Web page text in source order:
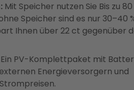
Mit Speicher nutzen Sie Bis zu 80
Speicher sind es nur 30–40
Ihnen über 22 ct gegenüber
Ein PV-Komplettpaket mit
Energieversorgern und